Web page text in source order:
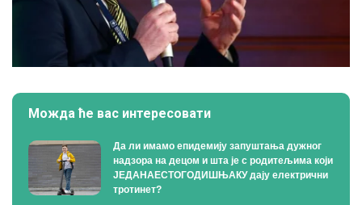
Можда ће вас интересовати
Да ли имамо епидемију запуштања дужног
надзора на децом и шта је с родитељима који
ЈЕДАНАЕСТОГОДИШЊАКУ дају електрични
тротинет?